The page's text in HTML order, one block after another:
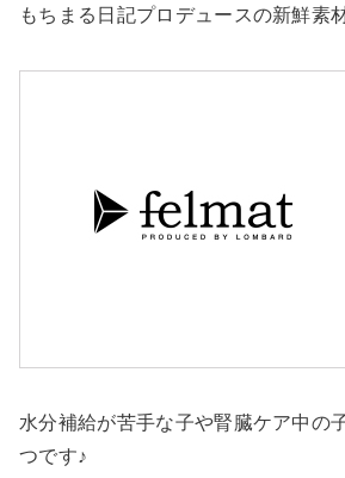
もちまる日記プロデュースの新鮮素
水分補給が苦手な子や腎臓ケア中の
つです♪